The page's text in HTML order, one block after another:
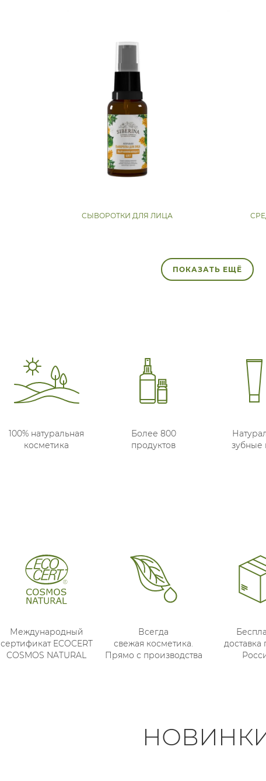
СЫВОРОТКИ ДЛЯ ЛИЦА
ПОКАЗАТЬ ЕЩЁ
100% натуральная
косметика
Более 800
продуктов
зубные
Международный
сертификат ECOCERT
COSMOS NATURAL
Всегда
свежая косметика.
Прямо с производства
доставка